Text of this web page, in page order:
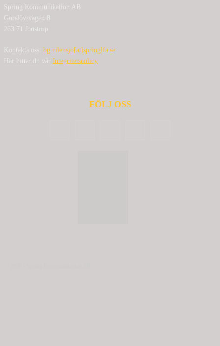
Spring Kommunikation AB
Görslövsvägen 8
263 71 Jonstorp
Kontakta oss: bg.nilensjo[at]springlfa.se
Här hittar du vår Integritetspolicy
FÖLJ OSS